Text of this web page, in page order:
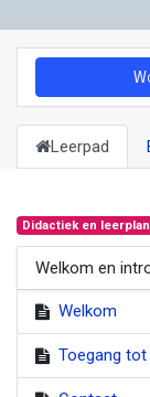
Leerpad
Didactiek en
Welkom en
Welkom
Toegang tot